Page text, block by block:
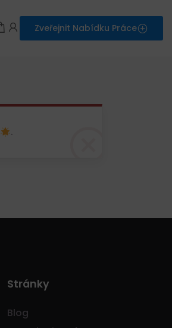
Zveřejnit Nabídku Práce
.
Stránky
Blog